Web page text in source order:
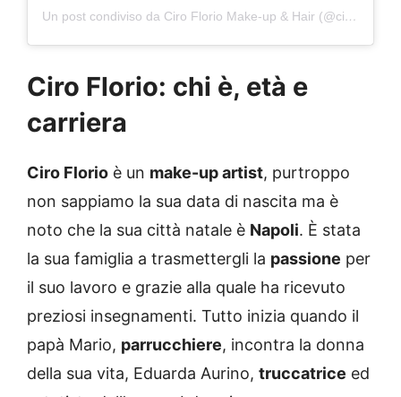
Un post condiviso da Ciro Florio Make-up & Hair (@ciroflorio.makeuphair)
Ciro Florio: chi è, età e
carriera
Ciro Florio è un make-up artist, purtroppo
non sappiamo la sua data di nascita ma è
noto che la sua città natale è Napoli. È stata
la sua famiglia a trasmettergli la passione per
il suo lavoro e grazie alla quale ha ricevuto
preziosi insegnamenti. Tutto inizia quando il
papà Mario, parrucchiere, incontra la donna
della sua vita, Eduarda Aurino, truccatrice ed